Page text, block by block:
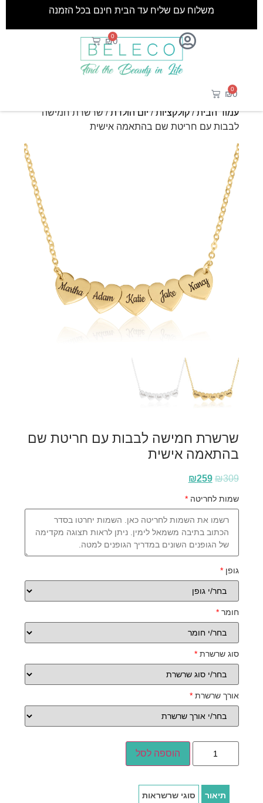
₪0
0
משלוח עם שליח עד הבית חינם בכל הזמנה
₪0
0
עמוד הבית/קולקציות/יום הולדת/ שרשרת חמישה
לבבות עם חריטת שם בהתאמה אישית
שרשרת חמישה לבבות עם חריטת שם
בהתאמה אישית
₪309
₪259
שמות לחריטה*
גופן*
חומר*
סוג שרשרת*
אורך שרשרת*
הוספה לסל
תיאור סוגי שרשראות